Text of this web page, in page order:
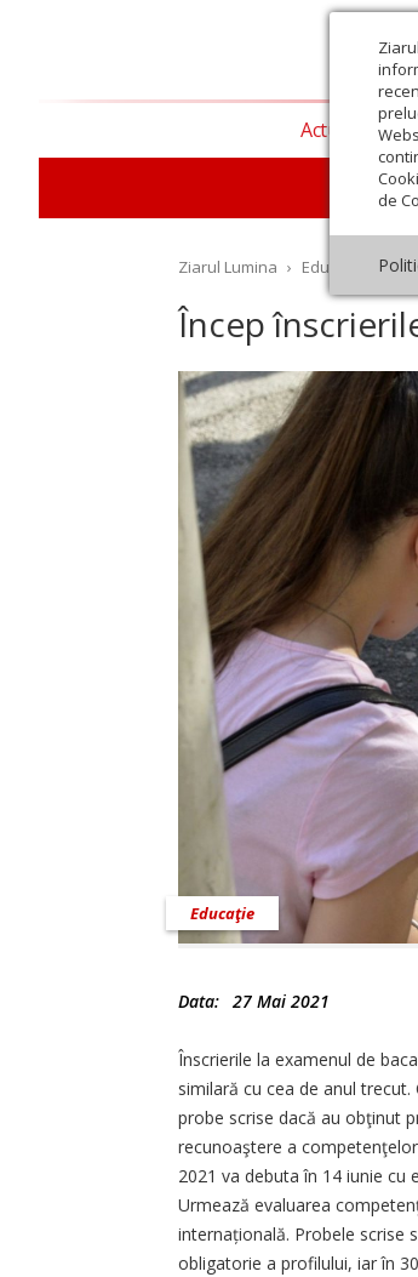
de
Actualitate
Ziarul Lumina › Educaţie și
Încep
Educaţie
Data: 27 Mai 2021
Înscrierile la examenul de
similară cu cea de anul
probe scrise dacă au obţinut
recunoaştere a
2021 va debuta în 14 iunie
Urmează evaluarea
internațională. Probele scrise
obligatorie a profilului, iar în
Octombrie Noiembrie